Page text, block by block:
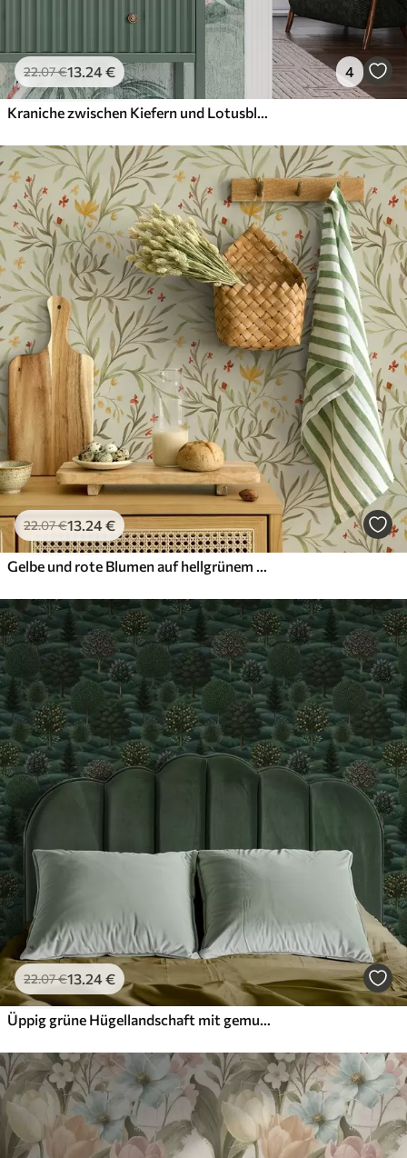
22.07€13.24€ 4
Kraniche zwischen Kiefern und Lotusblumen vor einem ruhigen grünen Hintergrund
22.07€13.24€
Gelbe und rote Blumen auf hellgrünem Hintergrund
22.07€13.24€
Üppig grüne Hügellandschaft mit gemusterten Bäumen